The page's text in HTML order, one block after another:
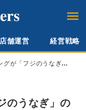
店舗運営 経営戦略
グが「フジのうなぎ」
のうなぎ」の